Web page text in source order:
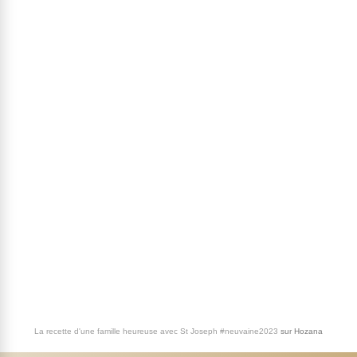
La recette d'une famille heureuse avec St Joseph #neuvaine2023 sur Hozana